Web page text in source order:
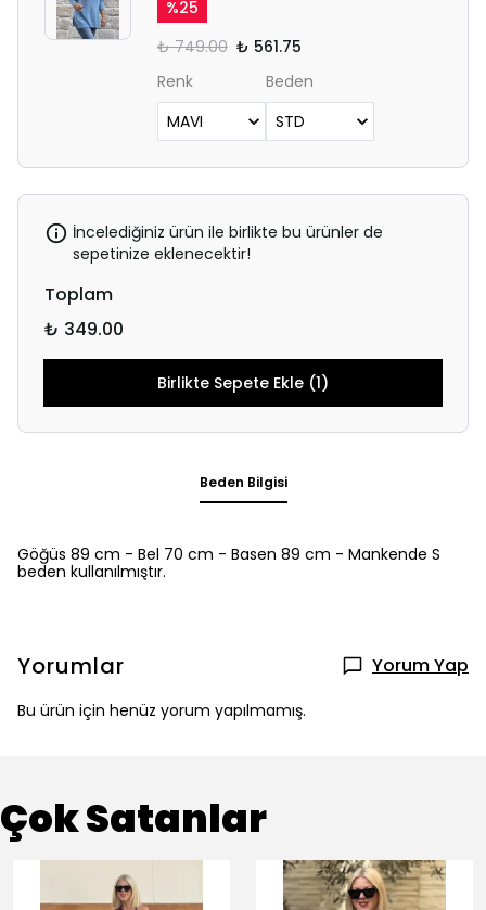
%25
₺ 749.00 ₺ 561.75
Renk
Beden
İncelediğiniz ürün ile birlikte bu ürünler de
sepetinize eklenecektir!
Toplam
₺ 349.00
Birlikte Sepete Ekle (1)
Beden Bilgisi
Göğüs 89 cm - Bel 70 cm - Basen 89 cm - Mankende S
beden kullanılmıştır.
Yorumlar Yorum Yap
Bu ürün için henüz yorum yapılmamış.
Çok Satanlar